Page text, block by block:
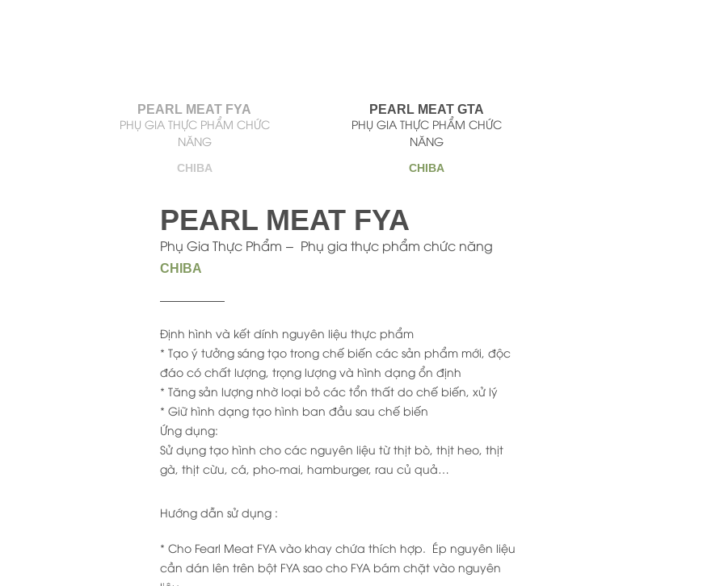
Thư Viện
PEARL MEAT FYA
PHỤ GIA THỰC PHẨM CHỨC
NĂNG
CHIBA
PEARL MEAT GTA
PHỤ GIA THỰC PHẨM CHỨC
NĂNG
CHIBA
PEARL MEAT FYA
Phụ Gia Thực Phẩm Phụ gia thực phẩm chức năng
CHIBA
Định hình và kết dính nguyên liệu thực phẩm
* Tạo ý tưởng sáng tạo trong chế biến các sản phẩm mới, độc
đáo có chất lượng, trọng lượng và hình dạng ổn định
* Tăng sản lượng nhờ loại bỏ các tổn thất do chế biến, xử lý
* Giữ hình dạng tạo hình ban đầu sau chế biến
Ứng dụng:
Sử dụng tạo hình cho các nguyên liệu từ thịt bò, thịt heo, thịt
gà, thịt cừu, cá, pho-mai, hamburger, rau củ quả…
Hướng dẫn sử dụng :
* Cho Fearl Meat FYA vào khay chứa thích hợp. Ép nguyên liệu
cần dán lên trên bột FYA sao cho FYA bám chặt vào nguyên